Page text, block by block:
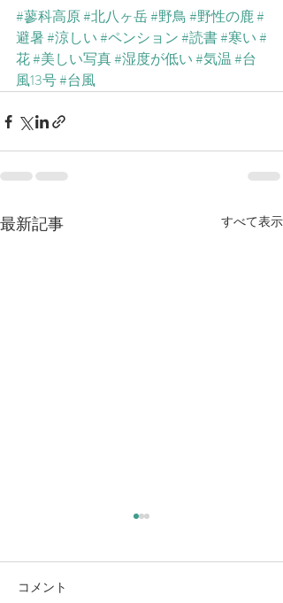
#蓼科高原#北八ヶ岳#野鳥#野性の鹿#
避暑#涼しい#ペンション#読書#寒い#
花#美しい写真#湿度が低い#気温#台
風13号#台風
最新記事 すべて表示
コメント